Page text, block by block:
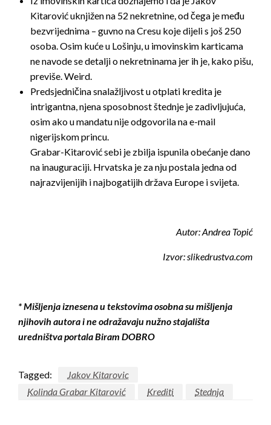
Kitarović uknjižen na 52 nekretnine, od čega je među
bezvrijednima – guvno na Cresu koje dijeli s još 250
osoba. Osim kuće u Lošinju, u imovinskim karticama
ne navode se detalji o nekretninama jer ih je, kako pišu,
previše. Weird.
Predsjedničina snalažljivost u otplati kredita je
intrigantna, njena sposobnost štednje je zadivljujuća,
osim ako u mandatu nije odgovorila na e-mail
nigerijskom princu.
Grabar-Kitarović sebi je zbilja ispunila obećanje dano
na inauguraciji. Hrvatska je za nju postala jedna od
najrazvijenijih i najbogatijih država Europe i svijeta.
Autor: Andrea Topić
Izvor: slikedrustva.com
* Mišljenja iznesena u tekstovima osobna su mišljenja
njihovih autora i ne odražavaju nužno stajališta
uredništva portala Biram DOBRO
Tagged:
Jakov Kitarovic
Kolinda Grabar Kitarović
Krediti Stednja